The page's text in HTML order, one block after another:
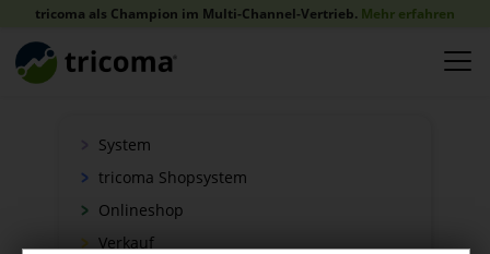
tricoma als Champion im Multi-Channel-Vertrieb. Mehr erfahren
System
tricoma Shopsystem
Onlineshop
Verkauf